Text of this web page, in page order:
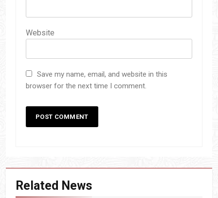
Website
Save my name, email, and website in this
browser for the next time I comment.
Related News